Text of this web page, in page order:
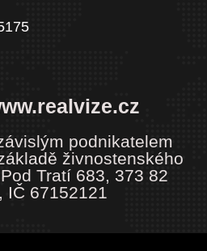
podnikatelem
živnostenského
Tratí 683, 373 82
IČ 67152121